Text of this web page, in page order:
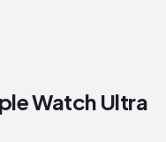
Watch Ultra